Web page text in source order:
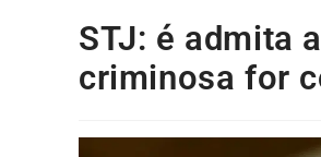
STJ: é admita
criminosa for